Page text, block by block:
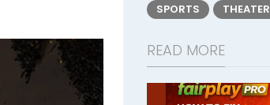
SPORTS
THEATER
READ MORE